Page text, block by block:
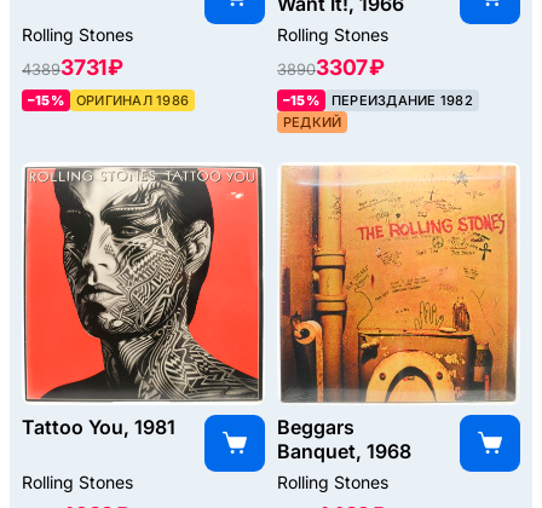
Rolling Stones
43893731 ₽
–15% ОРИГИНАЛ 1986
Rolling Stones
38903307 ₽
–15%
ПЕРЕИЗДАНИЕ 1982
РЕДКИЙ
Tattoo You, 1981
Rolling Stones
Beggars
Banquet, 1968
Rolling Stones